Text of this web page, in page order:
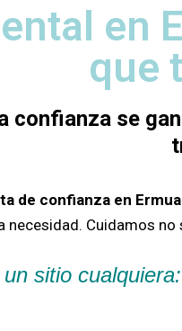
en
que
confianza se
de confianza en Ermua
necesidad. Cuidamos no
sitio